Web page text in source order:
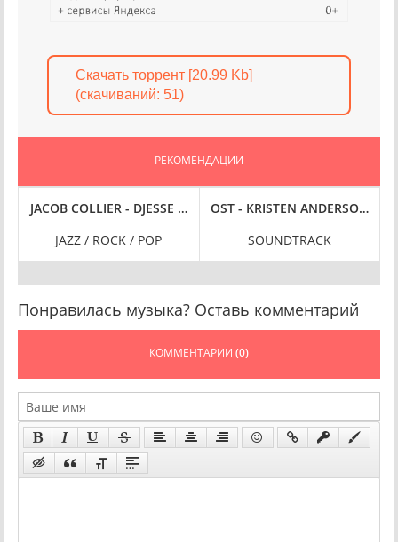
Скачать торрент [20.99 Kb]
(cкачиваний: 51)
РЕКОМЕНДАЦИИ
BBC (2024) FLAC
(2024) FLAC
JACOB COLLIER - DJESSE VOL. 4 [DELUXE] (2024) FLAC
JAZZ / ROCK / POP
OST - KRISTEN
SOUNDTRACK
Понравилась музыка? Оставь комментарий
КОММЕНТАРИИ (0)